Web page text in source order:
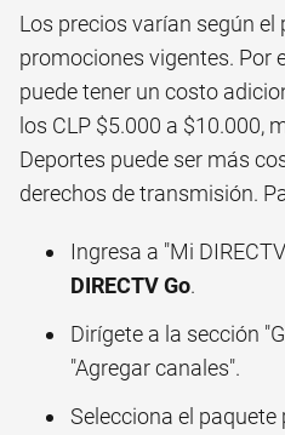
Los precios varían según el
promociones vigentes. Por
puede tener un costo
los CLP $5.000 a $10.000,
Deportes puede ser más
derechos de transmisión.
Ingresa a "Mi
DIRECTV Go.
Dirígete a la sección
"Agregar canales".
Selecciona el